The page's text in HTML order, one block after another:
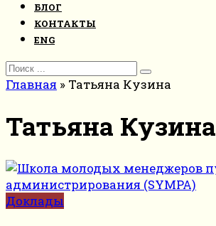
БЛОГ
КОНТАКТЫ
ENG
Search
for:
Главная » Татьяна Кузина
Татьяна Кузина
Доклады